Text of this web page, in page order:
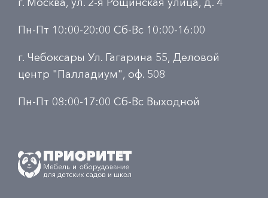
г. Москва, ул. 2-я Рощинская улица, д. 4
Пн-Пт 10:00-20:00 Сб-Вс 10:00-16:00
г. Чебоксары Ул. Гагарина 55, Деловой
центр "Палладиум", оф. 508
Пн-Пт 08:00-17:00 Сб-Вс Выходной